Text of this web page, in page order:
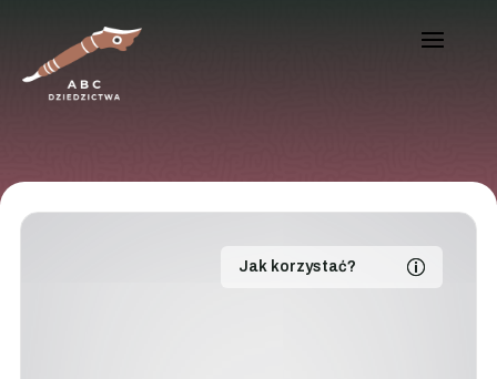
Jak korzystać?